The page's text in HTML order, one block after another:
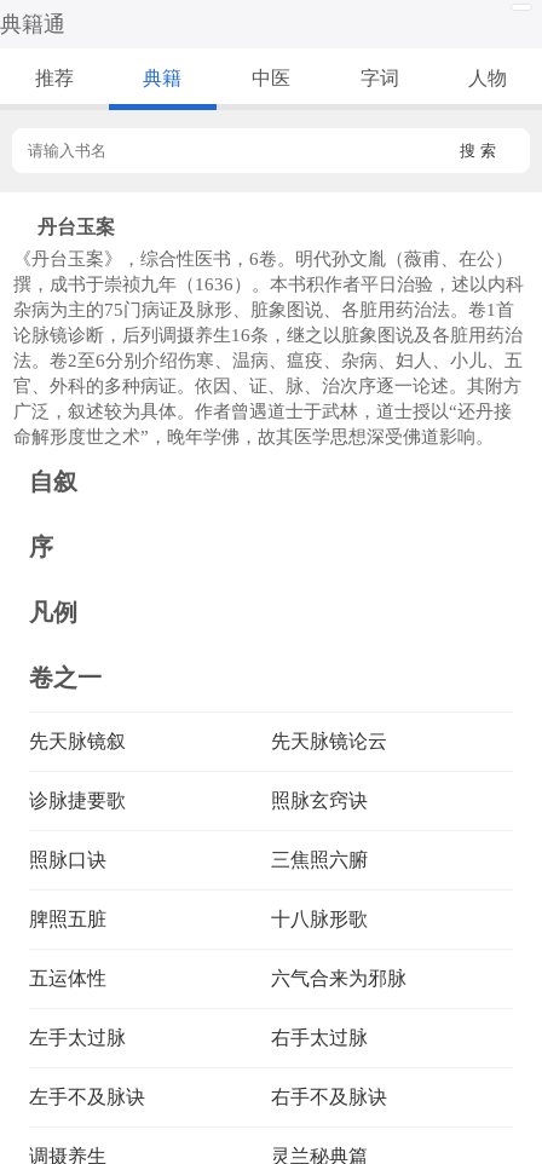
典籍通
推荐 典籍 中医 字词 人物
搜 索
丹台玉案
《丹台玉案》，综合性医书，6卷。明代孙文胤（薇甫、在公）
撰，成书于崇祯九年（1636）。本书积作者平日治验，述以内科
杂病为主的75门病证及脉形、脏象图说、各脏用药治法。卷1首
论脉镜诊断，后列调摄养生16条，继之以脏象图说及各脏用药治
法。卷2至6分别介绍伤寒、温病、瘟疫、杂病、妇人、小儿、五
官、外科的多种病证。依因、证、脉、治次序逐一论述。其附方
广泛，叙述较为具体。作者曾遇道士于武林，道士授以“还丹接
命解形度世之术”，晚年学佛，故其医学思想深受佛道影响。
自叙
序
凡例
卷之一
先天脉镜叙 先天脉镜论云
诊脉捷要歌 照脉玄窍诀
照脉口诀 三焦照六腑
脾照五脏 十八脉形歌
五运体性 六气合来为邪脉
左手太过脉 右手太过脉
左手不及脉诀 右手不及脉诀
调摄养生 灵兰秘典篇